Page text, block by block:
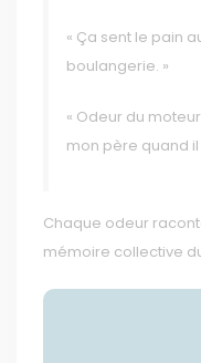
« Ça sent le pain
boulangerie. »
« Odeur du
mon père quand il
Chaque odeur
mémoire collective